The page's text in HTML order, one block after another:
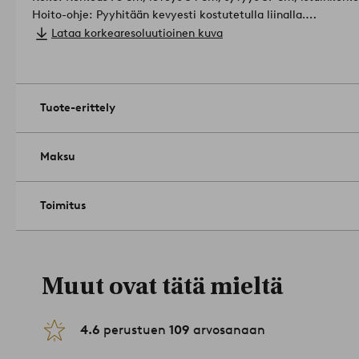
Hoito-ohje: Pyyhitään kevyesti kostutetulla liinalla.
Vinkki: Pinottavat tuolit on helppo ottaa esiin ja siirtää
Lataa korkearesoluutioinen kuva
Tuote-erittely
Maksu
Toimitus
Muut ovat tätä mieltä
4.6 perustuen 109 arvosanaan